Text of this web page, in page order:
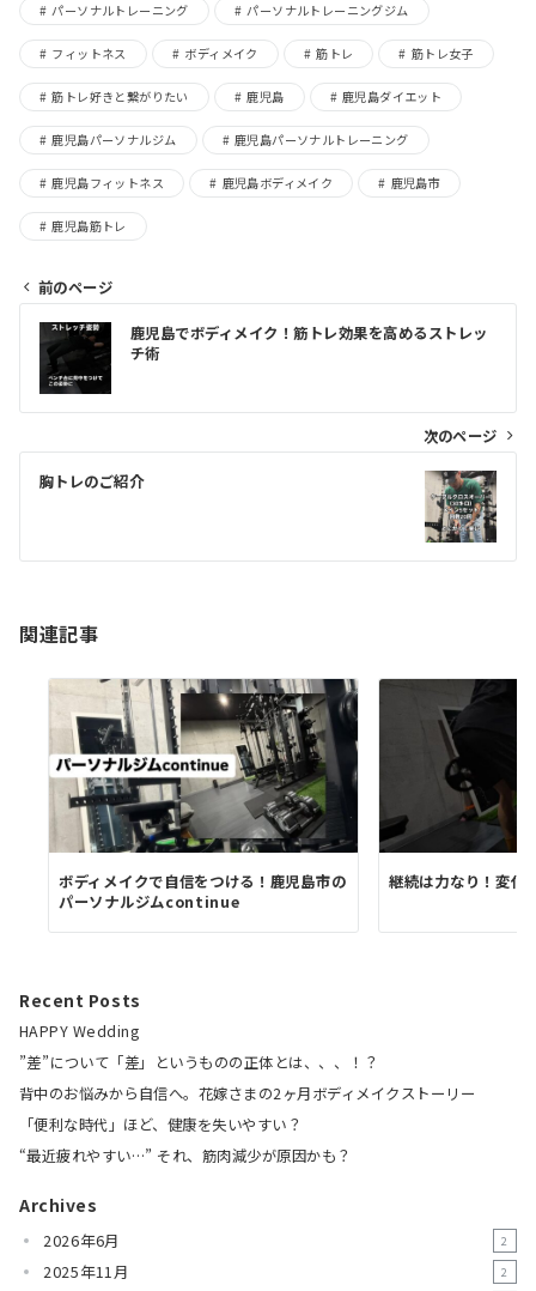
パーソナルトレーニング パーソナルトレーニングジム
フィットネス ボディメイク 筋トレ 筋トレ女子
筋トレ好きと繋がりたい 鹿児島 鹿児島ダイエット
鹿児島パーソナルジム 鹿児島パーソナルトレーニング
鹿児島フィットネス 鹿児島ボディメイク 鹿児島市
鹿児島筋トレ
投
ナ
ビ
ゲ
ー
ョ
前のページ
鹿児島でボディメイク！筋トレ効果を高めるストレッ
チ術
次のページ
胸トレのご紹介
関連記事
ボディメイクで自信をつける！鹿児島市の
パーソナルジムcontinue
継続は力なり！変化
Recent Posts
HAPPY Wedding
”差”について「差」というものの正体とは、、、！？
背中のお悩みから自信へ。花嫁さまの2ヶ月ボディメイクストーリー
「便利な時代」ほど、健康を失いやすい？
“最近疲れやすい…” それ、筋肉減少が原因かも？
Archives
2026年6月 2
2025年11月 2